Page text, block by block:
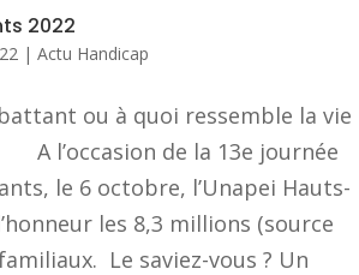
2022
| Actu Handicap
ou à quoi ressemble la vie
de la 13e journée
le 6 octobre, l’Unapei Hauts-
les 8,3 millions (source
familiaux. Le saviez-vous ? Un